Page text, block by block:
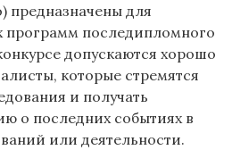
предназначены для
программ последипломного
допускаются хорошо
которые стремятся
и получать
о последних событиях в
или деятельности.